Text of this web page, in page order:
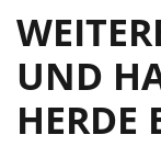
UND
HERDE